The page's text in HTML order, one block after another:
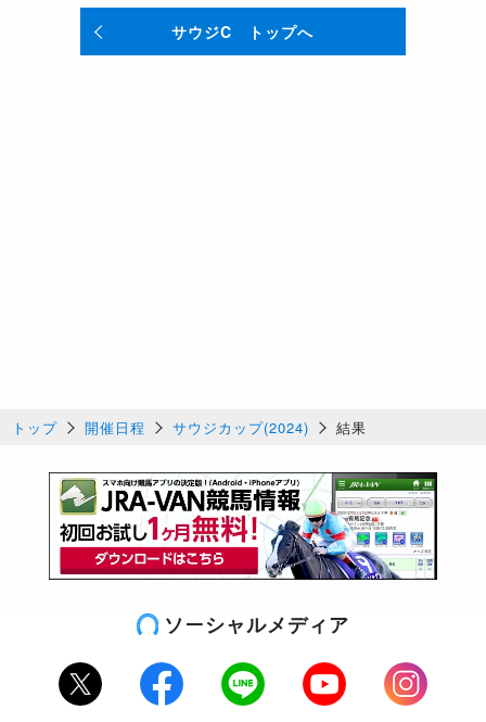
サウジC トップへ
トップ 開催日程 サウジカップ(2024) 結果
ソーシャルメディア
Twitter Facebook LINE Youtube Instagram